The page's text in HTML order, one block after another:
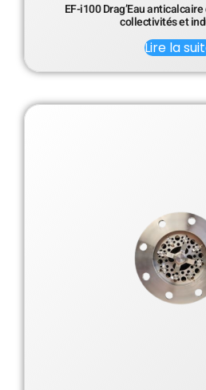
EF-i100 Drag’Eau
collectivités et
Lire la